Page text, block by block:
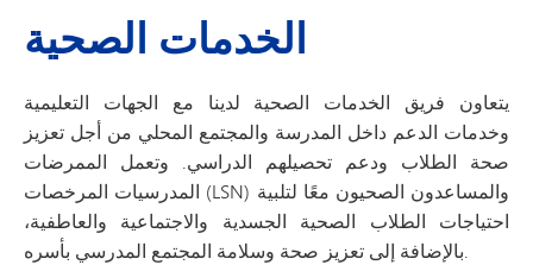
الخدمات الصحية
يتعاون فريق الخدمات الصحية لدينا مع الجهات التعليمية
وخدمات الدعم داخل المدرسة والمجتمع المحلي من أجل تعزيز
صحة الطلاب ودعم تحصيلهم الدراسي. وتعمل الممرضات
المدرسيات المرخصات (LSN) والمساعدون الصحيون معًا لتلبية
احتياجات الطلاب الصحية الجسدية والاجتماعية والعاطفية،
بالإضافة إلى تعزيز صحة وسلامة المجتمع المدرسي بأسره.